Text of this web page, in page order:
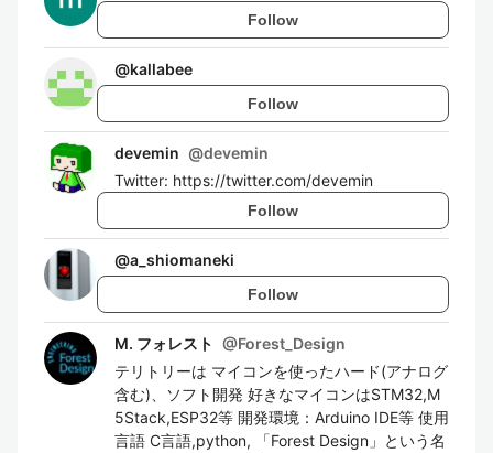
Follow
@kallabee
Follow
devemin @devemin
Twitter: https://twitter.com/devemin
Follow
@a_shiomaneki
Follow
M. フォレスト @Forest_Design
テリトリーは マイコンを使ったハード(アナログ
含む)、ソフト開発 好きなマイコンはSTM32,M
5Stack,ESP32等 開発環境：Arduino IDE等 使用
言語 C言語,python, 「Forest Design」という名